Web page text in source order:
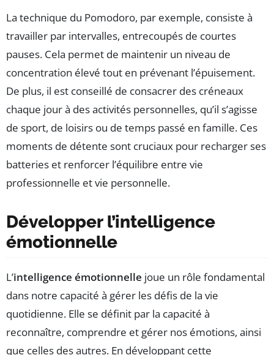
La technique du Pomodoro, par exemple, consiste à
travailler par intervalles, entrecoupés de courtes
pauses. Cela permet de maintenir un niveau de
concentration élevé tout en prévenant l’épuisement.
De plus, il est conseillé de consacrer des créneaux
chaque jour à des activités personnelles, qu’il s’agisse
de sport, de loisirs ou de temps passé en famille. Ces
moments de détente sont cruciaux pour recharger ses
batteries et renforcer l’équilibre entre vie
professionnelle et vie personnelle.
Développer l’intelligence
émotionnelle
L’intelligence émotionnelle joue un rôle fondamental
dans notre capacité à gérer les défis de la vie
quotidienne. Elle se définit par la capacité à
reconnaître, comprendre et gérer nos émotions, ainsi
que celles des autres. En développant cette